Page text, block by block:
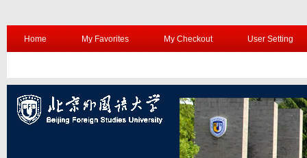
Home My Favorites My Checkout User Setting